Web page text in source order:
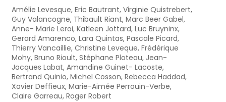
Amélie Levesque, Eric Bautrant, Virginie Quistrebert,
Guy Valancogne, Thibault Riant, Marc Beer Gabel,
Anne- Marie Leroi, Katleen Jottard, Luc Bruyninx,
Gerard Amarenco, Lara Quintas, Pascale Picard,
Thierry Vancaillie, Christine Leveque, Frédérique
Mohy, Bruno Rioult, Stéphane Ploteau, Jean-
Jacques Labat, Amandine Guinet- Lacoste,
Bertrand Quinio, Michel Cosson, Rebecca Haddad,
Xavier Deffieux, Marie-Aimée Perrouin-Verbe,
Claire Garreau, Roger Robert